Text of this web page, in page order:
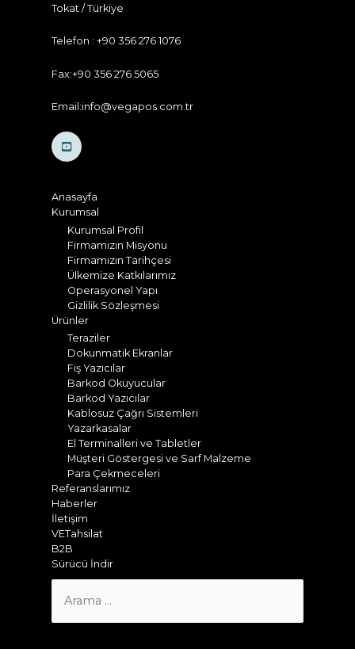
Tokat / Türkiye
Telefon : +90 356 276 1076
Fax:+90 356 276 5065
Email:info@vegapos.com.tr
Anasayfa
Kurumsal
Kurumsal Profil
Firmamızın Misyonu
Firmamızın Tarihçesi
Ülkemize Katkılarımız
Operasyonel Yapı
Gizlilik Sözleşmesi
Ürünler
Teraziler
Dokunmatik Ekranlar
Fiş Yazıcılar
Barkod Okuyucular
Barkod Yazıcılar
Kablosuz Çağrı Sistemleri
Yazarkasalar
El Terminalleri ve Tabletler
Müşteri Göstergesi ve Sarf Malzeme
Para Çekmeceleri
Referanslarımız
Haberler
İletişim
VETahsilat
B2B
Sürücü İndir